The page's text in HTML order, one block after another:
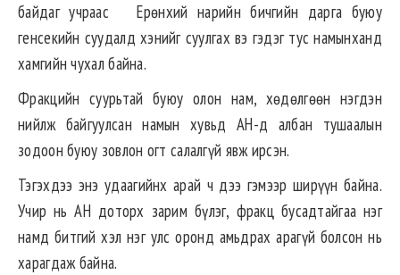
байдаг учраас Ерөнхий нарийн бичгийн дарга буюу
генсекийн суудалд хэнийг суулгах вэ гэдэг тус намынханд
хамгийн чухал байна.
Фракцийн суурьтай буюу олон нам, хөдөлгөөн нэгдэн
нийлж байгуулсан намын хувьд АН-д албан тушаалын
зодоон буюу зовлон огт салалгүй явж ирсэн.
Тэгэхдээ энэ удаагийнх арай ч дээ гэмээр ширүүн байна.
Учир нь АН доторх зарим бүлэг, фракц бусадтайгаа нэг
намд битгий хэл нэг улс оронд амьдрах арагүй болсон нь
харагдаж байна.